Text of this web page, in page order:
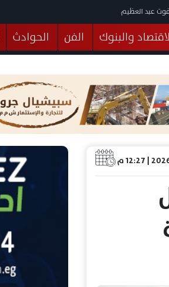
عبد العظيم
والبنوك الفن
الحوادث
خدمات منوعات